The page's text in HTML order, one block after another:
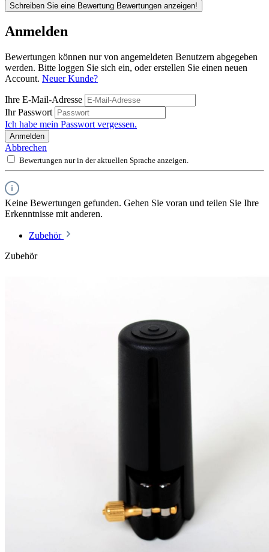
Schreiben Sie eine Bewertung Bewertungen anzeigen!
Anmelden
Bewertungen können nur von angemeldeten Benutzern abgegeben
werden. Bitte loggen Sie sich ein, oder erstellen Sie einen neuen
Account. Neuer Kunde?
Ihre E-Mail-Adresse
Ihr Passwort
Ich habe mein Passwort vergessen.
Anmelden
Abbrechen
Bewertungen nur in der aktuellen Sprache anzeigen.
Keine Bewertungen gefunden. Gehen Sie voran und teilen Sie Ihre
Erkenntnisse mit anderen.
Zubehör
Zubehör